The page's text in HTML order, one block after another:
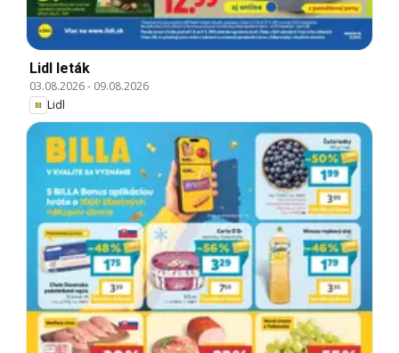
Lidl leták
03.08.2026- 09.08.2026
Lidl